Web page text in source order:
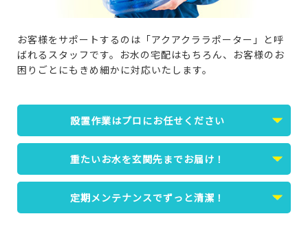
お客様をサポートするのは「アクアクララポーター」と呼
ばれるスタッフです。お水の宅配はもちろん、お客様のお
困りごとにもきめ細かに対応いたします。
設置作業はプロにお任せください
重たいお水を玄関先までお届け！
定期メンテナンスでずっと清潔！